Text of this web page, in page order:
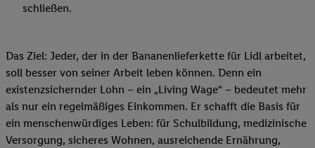
schließen.
Das Ziel: Jeder, der in der Bananenlieferkette für Lidl arbeitet,
soll besser von seiner Arbeit leben können. Denn ein
existenzsichernder Lohn – ein „Living Wage“ – bedeutet mehr
als nur ein regelmäßiges Einkommen. Er schafft die Basis für
ein menschenwürdiges Leben: für Schulbildung, medizinische
Versorgung, sicheres Wohnen, ausreichende Ernährung,